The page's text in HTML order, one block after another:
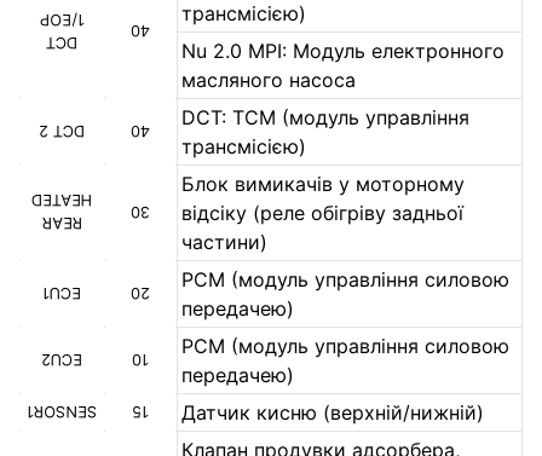
DCT
1/EOP
40
трансмісією)
Nu 2.0 MPI: Модуль електронного
масляного насоса
DCT 2 40
DCT: TCM (модуль управління
трансмісією)
REAR
HEATED
30
Блок вимикачів у моторному
відсіку (реле обігріву задньої
частини)
ECU1 20
PCM (модуль управління силовою
передачею)
ECU2 10
PCM (модуль управління силовою
передачею)
SENSOR1 15
Датчик кисню (верхній/нижній)
Клапан продувки адсорбера,